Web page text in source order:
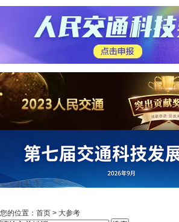
您的位置： 首页 > 大参考